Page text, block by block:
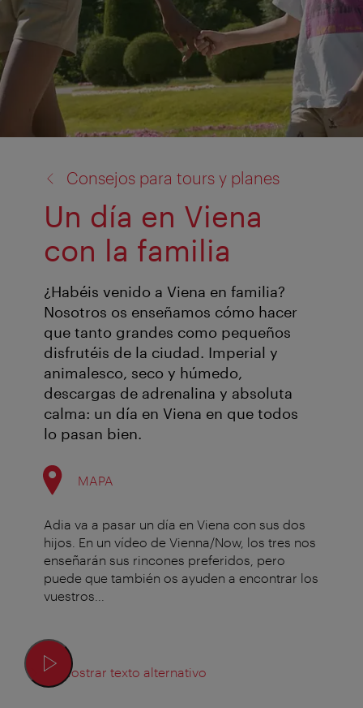
Consejos para tours y planes
Un día en Viena
con la familia
¿Habéis venido a Viena en familia?
Nosotros os enseñamos cómo hacer
que tanto grandes como pequeños
disfrutéis de la ciudad. Imperial y
animalesco, seco y húmedo,
descargas de adrenalina y absoluta
calma: un día en Viena en que todos
lo pasan bien.
MAPA
Adia va a pasar un día en Viena con sus dos
hijos. En un vídeo de Vienna/Now, los tres nos
enseñarán sus rincones preferidos, pero
puede que también os ayuden a encontrar los
vuestros...
Mostrar texto alternativo